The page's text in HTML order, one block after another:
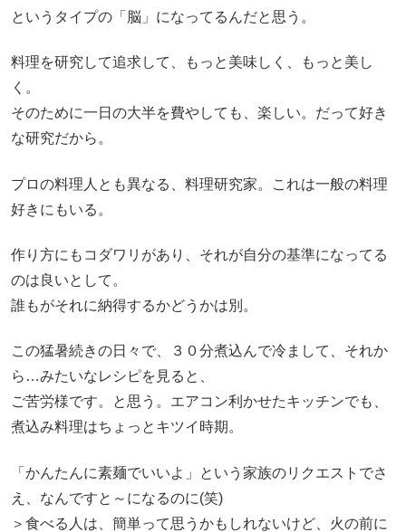
というタイプの「脳」になってるんだと思う。
料理を研究して追求して、もっと美味しく、もっと美し
く。
そのために一日の大半を費やしても、楽しい。だって好き
な研究だから。
プロの料理人とも異なる、料理研究家。これは一般の料理
好きにもいる。
作り方にもコダワリがあり、それが自分の基準になってる
のは良いとして。
誰もがそれに納得するかどうかは別。
この猛暑続きの日々で、３０分煮込んで冷まして、それか
ら…みたいなレシピを見ると、
ご苦労様です。と思う。エアコン利かせたキッチンでも、
煮込み料理はちょっとキツイ時期。
「かんたんに素麺でいいよ」という家族のリクエストでさ
え、なんですと～になるのに(笑)
＞食べる人は、簡単って思うかもしれないけど、火の前に